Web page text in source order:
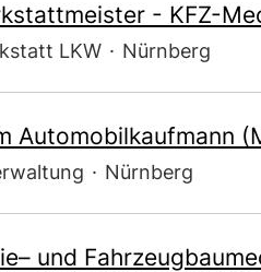
- KFZ-
LKW · Nürnberg
Automobilkaufmann
· Nürnberg
und